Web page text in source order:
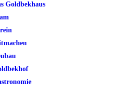
Goldbekhaus